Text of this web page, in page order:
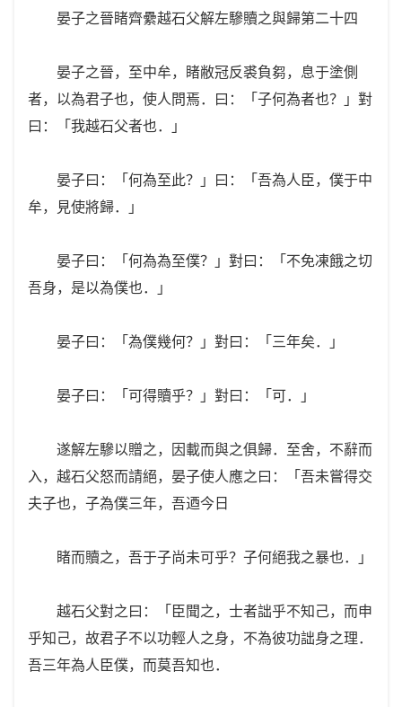
晏子之晉睹齊纍越石父解左驂贖之與歸第二十四
晏子之晉，至中牟，睹敝冠反裘負芻，息于塗側
者，以為君子也，使人問焉．曰：「子何為者也？」對
曰：「我越石父者也．」
晏子曰：「何為至此？」曰：「吾為人臣，僕于中
牟，見使將歸．」
晏子曰：「何為為至僕？」對曰：「不免凍餓之切
吾身，是以為僕也．」
晏子曰：「為僕幾何？」對曰：「三年矣．」
晏子曰：「可得贖乎？」對曰：「可．」
遂解左驂以贈之，因載而與之俱歸．至舍，不辭而
入，越石父怒而請絕，晏子使人應之曰：「吾未嘗得交
夫子也，子為僕三年，吾迺今日
睹而贖之，吾于子尚未可乎？子何絕我之暴也．」
越石父對之曰：「臣聞之，士者詘乎不知己，而申
乎知己，故君子不以功輕人之身，不為彼功詘身之理．
吾三年為人臣僕，而莫吾知也．